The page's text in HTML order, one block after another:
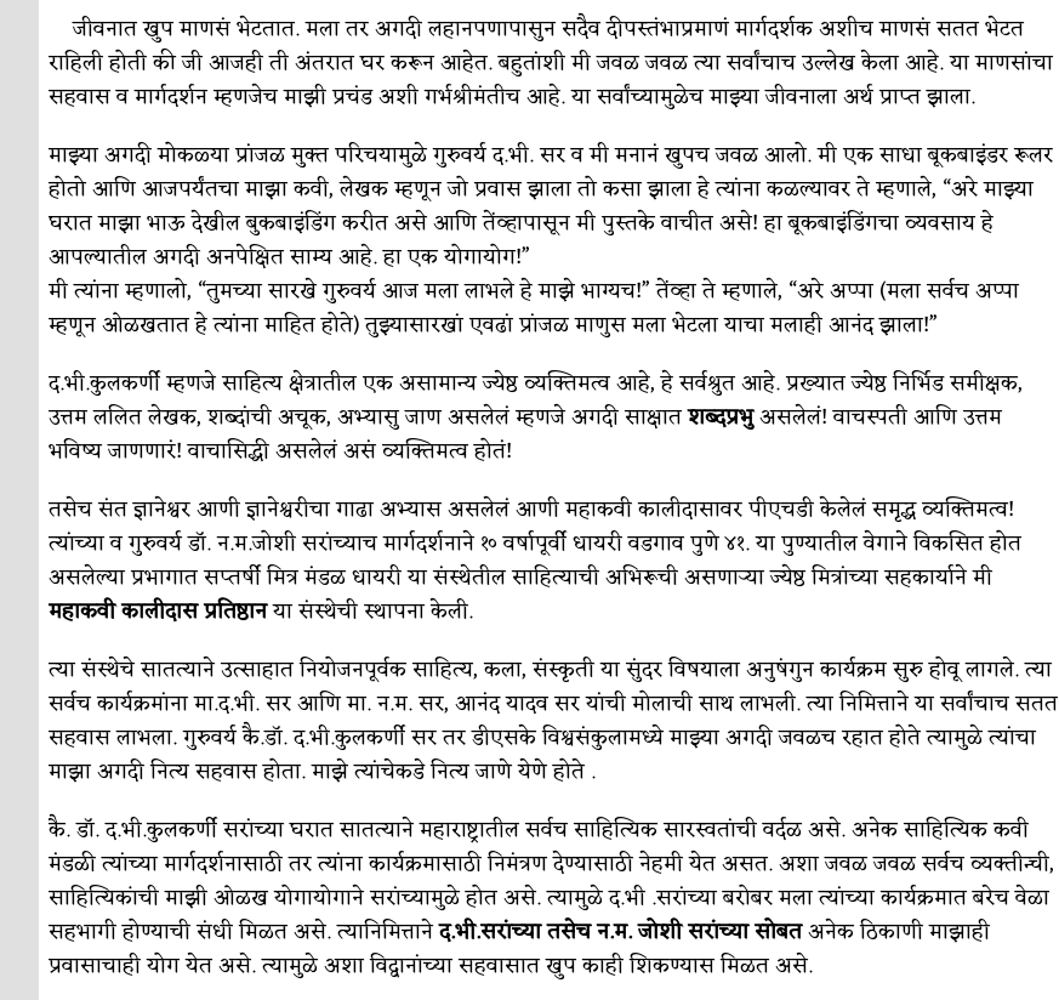
अपूर्ण कथा कथा
बुडीच खटलं – संयुक्त कुटुंब का गरजेचं? विशेष लेख
जीवनात खुप माणसं भेटतात. मला तर अगदी लहानपणापासुन सदैव दीपस्तंभाप्रमाणं मार्गदर्शक अशीच माणसं सतत भेटत
राहिली होती की जी आजही ती अंतरात घर करून आहेत. बहुतांशी मी जवळ जवळ त्या सर्वांचाच उल्लेख केला आहे. या माणसांचा
सहवास व मार्गदर्शन म्हणजेच माझी प्रचंड अशी गर्भश्रीमंतीच आहे. या सर्वांच्यामुळेच माझ्या जीवनाला अर्थ प्राप्त झाला.
माझ्या अगदी मोकळ्या प्रांजळ मुक्त परिचयामुळे गुरुवर्य द.भी. सर व मी मनानं खुपच जवळ आलो. मी एक साधा बूकबाइंडर रूलर
होतो आणि आजपर्यंतचा माझा कवी, लेखक म्हणून जो प्रवास झाला तो कसा झाला हे त्यांना कळल्यावर ते म्हणाले, “अरे माझ्या
घरात माझा भाऊ देखील बुकबाइंडिंग करीत असे आणि तेंव्हापासून मी पुस्तके वाचीत असे! हा बूकबाइंडिंगचा व्यवसाय हे
आपल्यातील अगदी अनपेक्षित साम्य आहे. हा एक योगायोग!”
मी त्यांना म्हणालो, “तुमच्या सारखे गुरुवर्य आज मला लाभले हे माझे भाग्यच!” तेंव्हा ते म्हणाले, “अरे अप्पा (मला सर्वच अप्पा
म्हणून ओळखतात हे त्यांना माहित होते) तुझ्यासारखां एवढां प्रांजळ माणुस मला भेटला याचा मलाही आनंद झाला!”
द.भी.कुलकर्णी म्हणजे साहित्य क्षेत्रातील एक असामान्य ज्येष्ठ व्यक्तिमत्व आहे, हे सर्वश्रुत आहे. प्रख्यात ज्येष्ठ निर्भिड समीक्षक,
उत्तम ललित लेखक, शब्दांची अचूक, अभ्यासु जाण असलेलं म्हणजे अगदी साक्षातशब्दप्रभुअसलेलं! वाचस्पती आणि उत्तम
भविष्य जाणणारं! वाचासिद्धी असलेलं असं व्यक्तिमत्व होतं!
तसेच संत ज्ञानेश्वर आणी ज्ञानेश्वरीचा गाढा अभ्यास असलेलं आणी महाकवी कालीदासावर पीएचडी केलेलं समृद्ध व्यक्तिमत्व!
त्यांच्या व गुरुवर्य डॉ. न.म.जोशी सरांच्याच मार्गदर्शनाने १० वर्षापूर्वी धायरी वडगाव पुणे ४१. या पुण्यातील वेगाने विकसित होत
असलेल्या प्रभागात सप्तर्षी मित्र मंडळ धायरी या संस्थेतील साहित्याची अभिरूची असणाऱ्या ज्येष्ठ मित्रांच्या सहकार्याने मी
महाकवी कालीदास प्रतिष्ठानया संस्थेची स्थापना केली.
त्या संस्थेचे सातत्याने उत्साहात नियोजनपूर्वक साहित्य, कला, संस्कृती या सुंदर विषयाला अनुषंगुन कार्यक्रम सुरु होवू लागले. त्या
सर्वच कार्यक्रमांना मा.द.भी. सर आणि मा. न.म. सर, आनंद यादव सर यांची मोलाची साथ लाभली. त्या निमित्ताने या सर्वांचाच सतत
सहवास लाभला. गुरुवर्य कै.डॉ. द.भी.कुलकर्णी सर तर डीएसके विश्वसंकुलामध्ये माझ्या अगदी जवळच रहात होते त्यामुळे त्यांचा
माझा अगदी नित्य सहवास होता. माझे त्यांचेकडे नित्य जाणे येणे होते .
कै. डॉ. द.भी.कुलकर्णी सरांच्या घरात सातत्याने महाराष्ट्रातील सर्वच साहित्यिक सारस्वतांची वर्दळ असे. अनेक साहित्यिक कवी
मंडळी त्यांच्या मार्गदर्शनासाठी तर त्यांना कार्यक्रमासाठी निमंत्रण देण्यासाठी नेहमी येत असत. अशा जवळ जवळ सर्वच व्यक्तीन्ची,
साहित्यिकांची माझी ओळख योगायोगाने सरांच्यामुळे होत असे. त्यामुळे द.भी .सरांच्या बरोबर मला त्यांच्या कार्यक्रमात बरेच वेळा
सहभागी होण्याची संधी मिळत असे. त्यानिमित्तानेद.भी.सरांच्या तसेच न.म. जोशी सरांच्या सोबतअनेक ठिकाणी माझाही
प्रवासाचाही योग येत असे. त्यामुळे अशा विद्वानांच्या सहवासात खुप काही शिकण्यास मिळत असे.